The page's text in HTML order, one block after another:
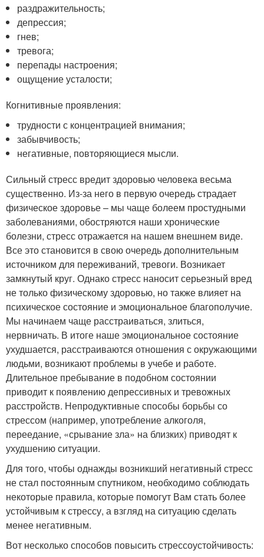
раздражительность;
депрессия;
гнев;
тревога;
перепады настроения;
ощущение усталости;
Когнитивные проявления:
трудности с концентрацией внимания;
забывчивость;
негативные, повторяющиеся мысли.
Сильный стресс вредит здоровью человека весьма
существенно. Из-за него в первую очередь страдает
физическое здоровье – мы чаще болеем простудными
заболеваниями, обостряются наши хронические
болезни, стресс отражается на нашем внешнем виде.
Все это становится в свою очередь дополнительным
источником для переживаний, тревоги. Возникает
замкнутый круг. Однако стресс наносит серьезный вред
не только физическому здоровью, но также влияет на
психическое состояние и эмоциональное благополучие.
Мы начинаем чаще расстраиваться, злиться,
нервничать. В итоге наше эмоциональное состояние
ухудшается, расстраиваются отношения с окружающими
людьми, возникают проблемы в учебе и работе.
Длительное пребывание в подобном состоянии
приводит к появлению депрессивных и тревожных
расстройств. Непродуктивные способы борьбы со
стрессом (например, употребление алкоголя,
переедание, «срывание зла» на близких) приводят к
ухудшению ситуации.
Для того, чтобы однажды возникший негативный стресс
не стал постоянным спутником, необходимо соблюдать
некоторые правила, которые помогут Вам стать более
устойчивым к стрессу, а взгляд на ситуацию сделать
менее негативным.
Вот несколько способов повысить стрессоустойчивость: